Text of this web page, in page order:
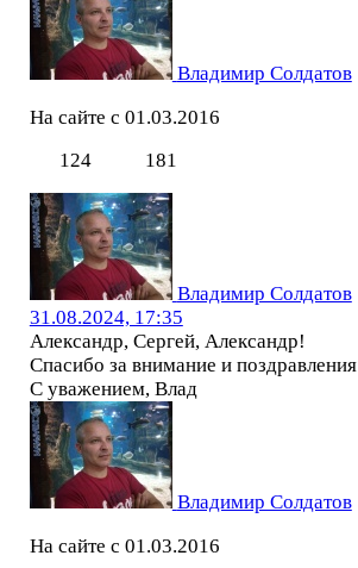
Владимир Солдатов
На сайте с 01.03.2016
124
181
Владимир Солдатов
31.08.2024, 17:35
Александр, Сергей, Александр!
Спасибо за внимание и поздравления
С уважением, Влад
Владимир Солдатов
На сайте с 01.03.2016